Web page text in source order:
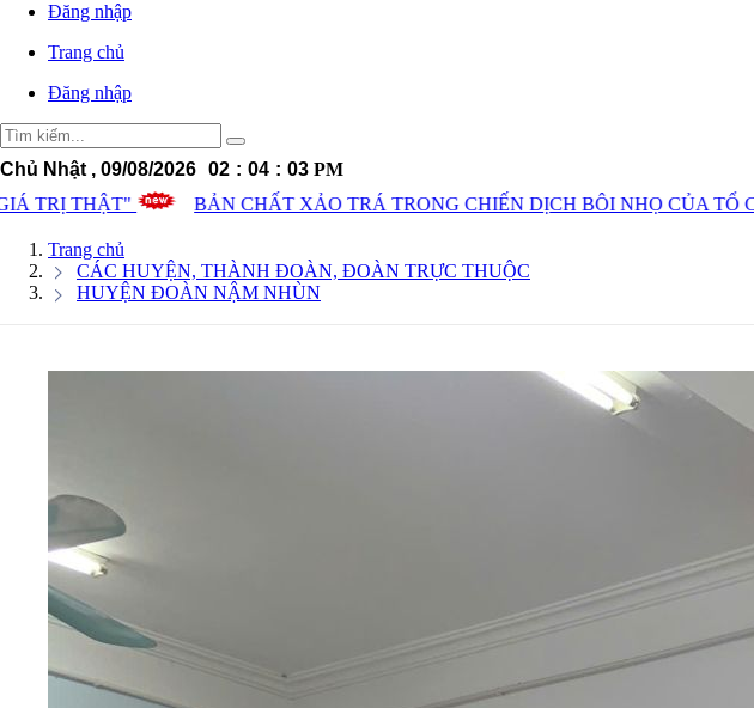
Đăng nhập
Trang chủ
Đăng nhập
Chủ Nhật , 09/08/2026 02 : 04 : 05 PM
BẢN CHẤT XẢO TRÁ TRONG CHIẾN DỊCH BÔI NHỌ CỦA TỔ CHỨC VIỆT TÂN
Trang chủ
CÁC HUYỆN, THÀNH ĐOÀN, ĐOÀN TRỰC THUỘC
HUYỆN ĐOÀN NẬM NHÙN